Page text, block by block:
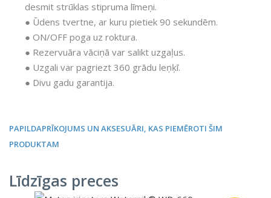
desmit strūklas stipruma līmeņi.
● Ūdens tvertne, ar kuru pietiek 90 sekundēm.
● ON/OFF poga uz roktura.
● Rezervuāra vāciņā var salikt uzgaļus.
● Uzgali var pagriezt 360 grādu leņķī.
● Divu gadu garantija.
PAPILDAPRĪKOJUMS UN AKSESUĀRI, KAS PIEMĒROTI ŠIM
PRODUKTAM
Līdzīgas preces